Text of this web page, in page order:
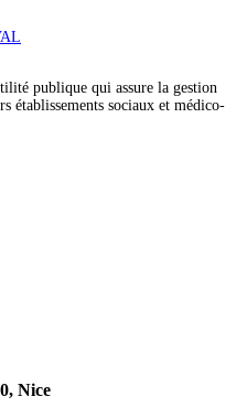
publique qui assure la gestion
établissements sociaux et médico-
Nice